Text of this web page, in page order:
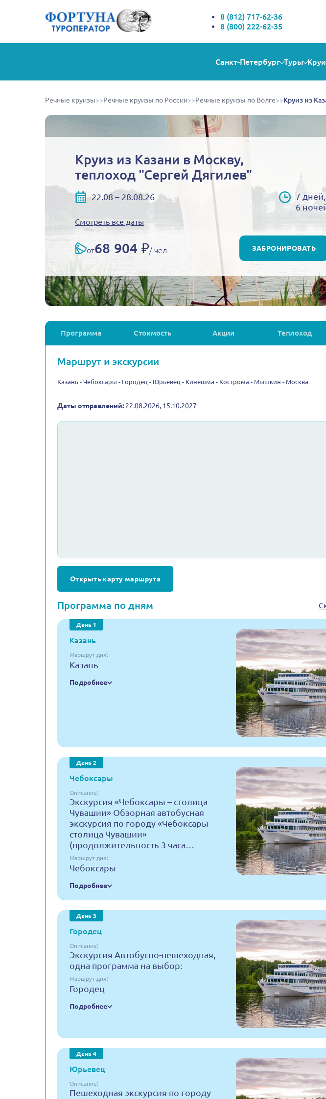
Выбираете себе
8 (812) 717-62-36
8 (800) 222-62-35
Санкт-Петербург Туры
Речные круизы>>Речные круизы по России>>Речные круизы по Волге>>Круиз из
Круиз из Казани в Москву,
теплоход "Сергей Дягилев"
22.08 – 28.08.26
7 дней,
6
Смотреть все даты
от68 904 ₽/ чел ЗАБРОНИРОВАТЬ
Программа Стоимость Акции Теплоход
Маршрут и экскурсии
Казань - Чебоксары - Городец - Юрьевец - Кинешма - Кострома - Мышкин - Москва
Даты отправлений: 22.08.2026, 15.10.2027
Открыть карту маршрута
Программа по дням
День 1
Казань
Маршрут дня:
Казань
Подробнее
День 2
Чебоксары
Описание:
Экскурсия «Чебоксары – столица
Чувашии» Обзорная автобусная
экскурсия по городу «Чебоксары –
столица Чувашии»
(продолжительность 3 часа…
Маршрут дня:
Чебоксары
Подробнее
День 3
Городец
Описание:
Экскурсия Автобусно-пешеходная,
одна программа на выбор:
Маршрут дня:
Городец
Подробнее
День 4
Юрьевец
Описание:
Пешеходная экскурсия по городу